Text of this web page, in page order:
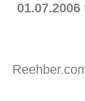
01.07.2006